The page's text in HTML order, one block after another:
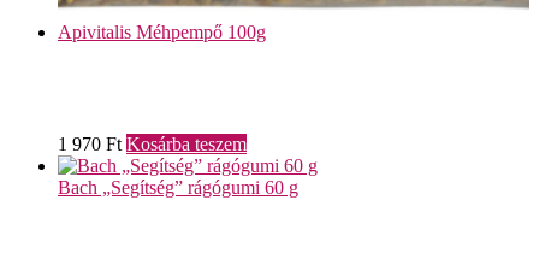
Apivitalis Méhpempő 100g
1 970 Ft Kosárba teszem
Bach „Segítség” rágógumi 60 g